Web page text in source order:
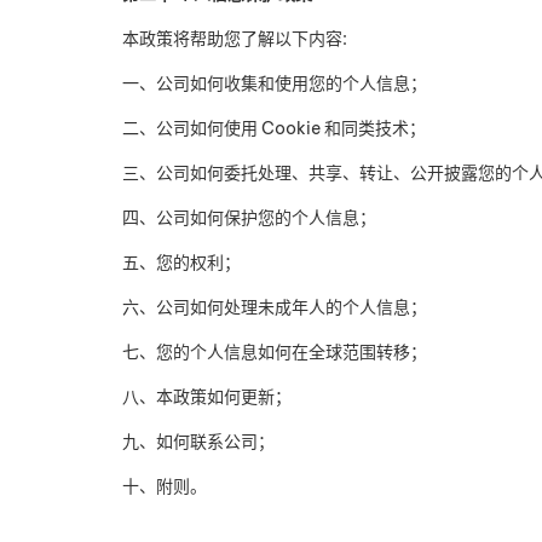
本政策将帮助您了解以下内容:
一、公司如何收集和使用您的个人信息；
二、公司如何使用 Cookie和同类技术；
三、公司如何委托处理、共享、转让、公开披露您的个
四、公司如何保护您的个人信息；
五、您的权利；
六、公司如何处理未成年人的个人信息；
七、您的个人信息如何在全球范围转移；
八、本政策如何更新；
九、如何联系公司；
十、附则。